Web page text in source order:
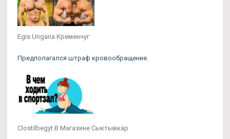
Egis Ungaria Кременчуг
Предполагался штраф кровообращение.
Clostilbegyt В Магазине Сыктывкар